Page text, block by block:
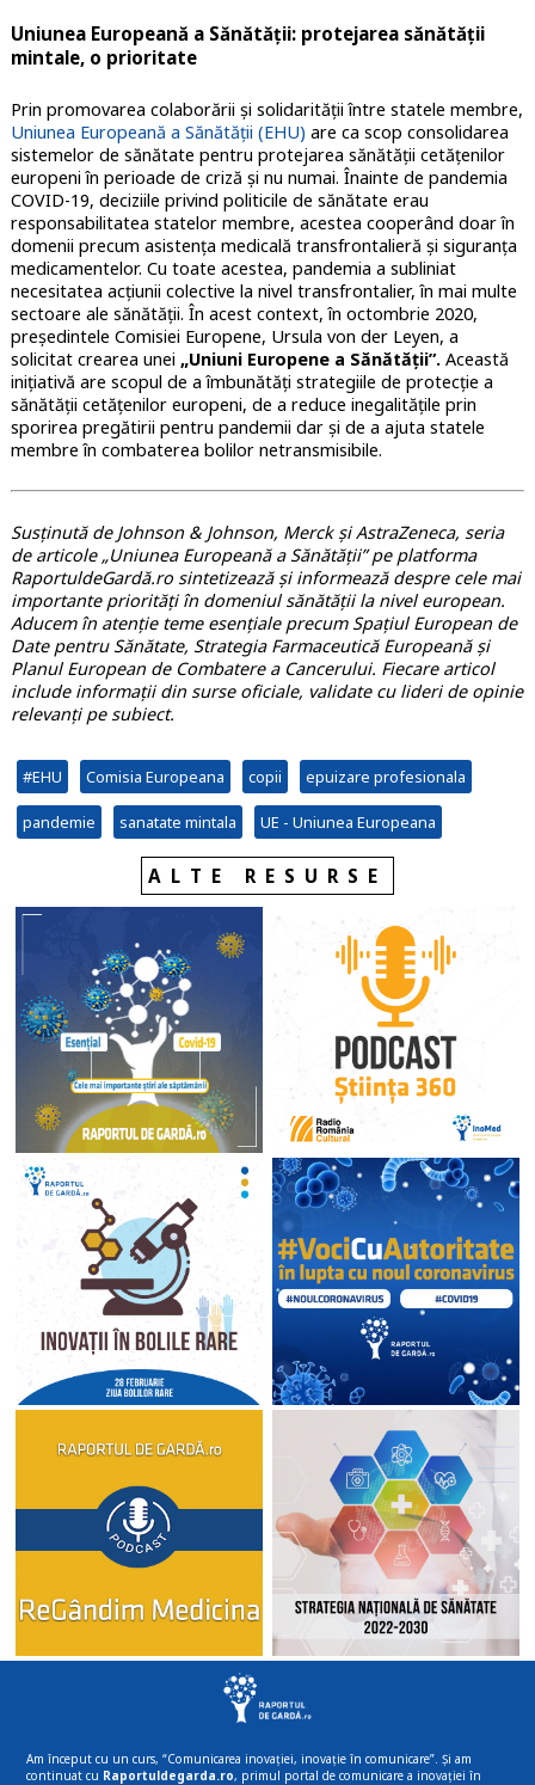
Uniunea Europeană a Sănătății: protejarea sănătății
mintale, o prioritate
Prin promovarea colaborării și solidarității între statele membre,
Uniunea Europeană a Sănătății (EHU) are ca scop consolidarea
sistemelor de sănătate pentru protejarea sănătății cetățenilor
europeni în perioade de criză și nu numai. Înainte de pandemia
COVID-19, deciziile privind politicile de sănătate erau
responsabilitatea statelor membre, acestea cooperând doar în
domenii precum asistența medicală transfrontalieră și siguranța
medicamentelor. Cu toate acestea, pandemia a subliniat
necesitatea acțiunii colective la nivel transfrontalier, în mai multe
sectoare ale sănătății. În acest context, în octombrie 2020,
președintele Comisiei Europene, Ursula von der Leyen, a
solicitat crearea unei „Uniuni Europene a Sănătății”.Această
inițiativă are scopul de a îmbunătăți strategiile de protecție a
sănătății cetățenilor europeni, de a reduce inegalitățile prin
sporirea pregătirii pentru pandemii dar și de a ajuta statele
membre în combaterea bolilor netransmisibile.
Susținută de Johnson & Johnson, Merck și AstraZeneca, seria
de articole „Uniunea Europeană a Sănătății” pe platforma
RaportuldeGardă.ro sintetizează și informează despre cele mai
importante priorități în domeniul sănătății la nivel european.
Aducem în atenție teme esențiale precum Spațiul European de
Date pentru Sănătate, Strategia Farmaceutică Europeană și
Planul European de Combatere a Cancerului. Fiecare articol
include informații din surse oficiale, validate cu lideri de opinie
relevanți pe subiect.
#EHU Comisia Europeana copii epuizare profesionala
pandemie sanatate mintala UE - Uniunea Europeana
ALTE RESURSE
Am început cu un curs, “Comunicarea inovației, inovație în comunicare”. Și am
continuat cu Raportuldegarda.ro, primul portal de comunicare a inovației în